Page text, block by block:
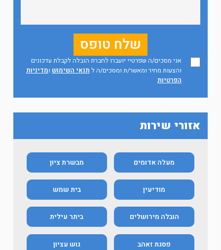
אני מסכים/ה שפרטיי יועברו לחברת הובלה לקבלת עדכונים
והצעות מחיר ומאשר/ת ומסכים/ה ל תנאי השימוש ומדיניות
הפרטיות
אזורי שירות
מעלה אדומים מבשרת ציון
מודיעין בית שמש
הובלה מירושלים ביתר עילית
פסגת זאהב גוש עציון